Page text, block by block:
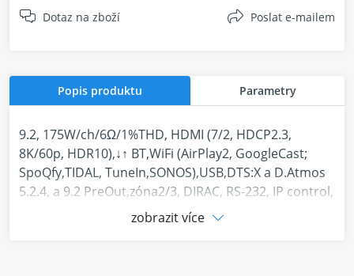
Dotaz na zboží Poslat e-mailem
Popis produktu Parametry
9.2, 175W/ch/6Ω/1%THD, HDMI (7/2, HDCP2.3,
8K/60p, HDR10),↓↑ BT,WiFi (AirPlay2, GoogleCast;
SpoQfy,TIDAL, TuneIn,SONOS),USB,DTS:X a D.Atmos
5.2.4, a 9.2 PreOut,zóna2/3, DIRAC, RS-232, IP control,
10BASE-T/100BASE-TX
PERFEKTNÍ SMĚS
zobrazit více